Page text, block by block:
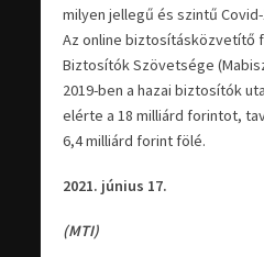
milyen jellegű és szintű
Az online biztosításközvetítő
Biztosítók Szövetsége
2019-ben a hazai biztosítók
elérte a 18 milliárd forintot,
6,4 milliárd forint fölé.
2021. június 17.
(MTI)